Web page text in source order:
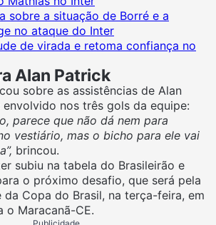
sobre a situação de Borré e a
no ataque do Inter
de virada e retoma confiança no
Alan Patrick
sobre as assistências de Alan
nos três gols da equipe:
parece que não dá nem para
vestiário, mas o bicho para ele vai
brincou.
subiu na tabela do Brasileirão e
o próximo desafio, que será pela
Copa do Brasil, na terça-feira, em
o Maracanã-CE.